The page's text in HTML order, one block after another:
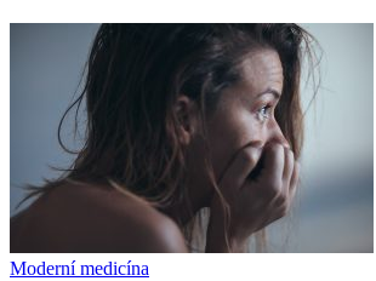
Moderní medicína